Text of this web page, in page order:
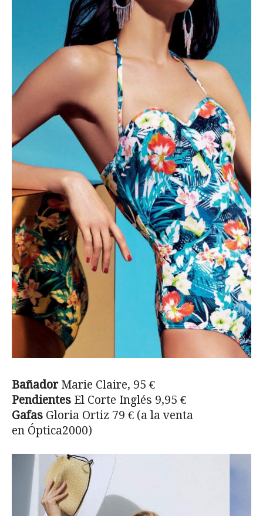
BañadorMarie Claire, 95 €
Pendientes El Corte Inglés 9,95 €
Gafas Gloria Ortiz 79 € (a la venta
en Óptica2000)